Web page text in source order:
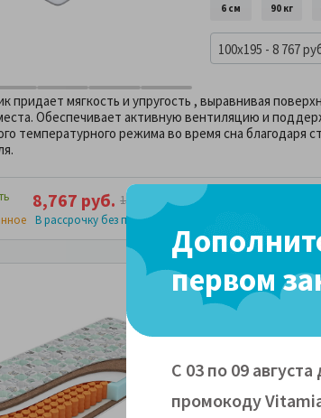
6 см 90 кг
100x195 - 8 767
придает мягкость и упругость , выравнивая
Обеспечивает активную вентиляцию и
температурного режима во время сна благодаря
8,767 руб. 15,380 руб. 4 х2,191 руб.
В рассрочку без переплаты за
-40%
Детский
Жесткость 1
Жесткость 2
первом
С 03 по 09
промокоду